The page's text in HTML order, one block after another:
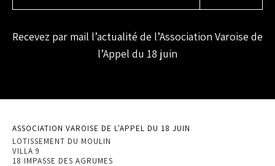
Recevez par mail l’actualité de l’Association Varoise de
l’Appel du 18 juin
ASSOCIATION VAROISE DE L'APPEL DU 18 JUIN
LOTISSEMENT DU MOULIN
VILLA 9
18 IMPASSE DES AGRUMES